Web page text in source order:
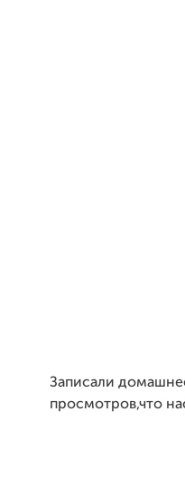
Записали
просмотров,что